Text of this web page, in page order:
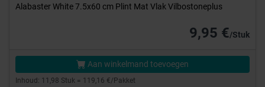
Alabaster White 7.5x60 cm Plint Mat Vlak Vilbostoneplus
9,95 €/Stuk
Aan winkelmand toevoegen
Inhoud: 11,98 Stuk = 119,16 €/Pakket